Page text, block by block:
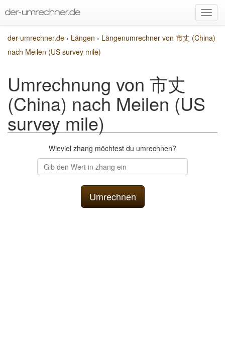
der-umrechner.de › Längen › Längenumrechner von 市丈 (China)
nach Meilen (US survey mile)
Umrechnung von 市丈
(China) nach Meilen (US
survey mile)
Wieviel zhang möchtest du umrechnen?